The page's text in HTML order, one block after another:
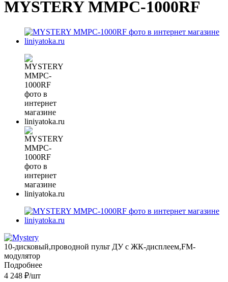
MYSTERY MMPC-1000RF
10-дисковый,проводной пульт ДУ с ЖК-дисплеем,FM-
модулятор
Подробнее
4 248 ₽/шт